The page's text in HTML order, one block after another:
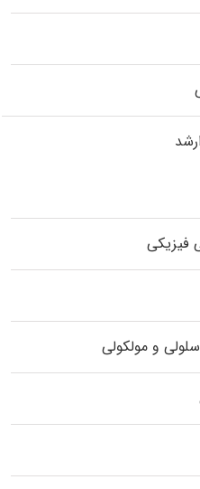
فیزیکی
و مولکولی